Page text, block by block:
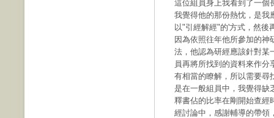
這位組員身上我看到了一個
我覺得他的那份熱忱，是我
以"引經解經"的'方式，然後
因為依照往年他所參加的
法，他認為研經應該針對某
員再將所找到的資料來作
有相當的瞭解，所以需要尋
是在一般組員中，我覺得缺
釋書佔的比率在剛開始查經
經討論中，感謝輔導的帶領